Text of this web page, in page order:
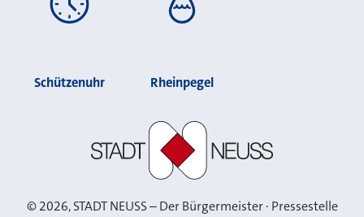
Schützenuhr Rheinpegel
©2026, STADT NEUSS – Der Bürgermeister · Pressestelle